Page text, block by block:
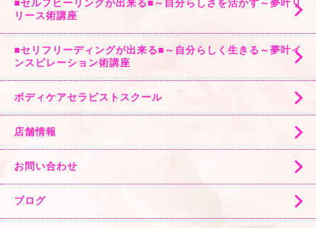
■セルフヒーリングが出来る■～自分らしさを活かす～夢叶リ
リース術講座
■セリフリーディングが出来る■～自分らしく生きる～夢叶イ
ンスピレーション術講座
ボディケアセラピストスクール
店舗情報
お問い合わせ
ブログ